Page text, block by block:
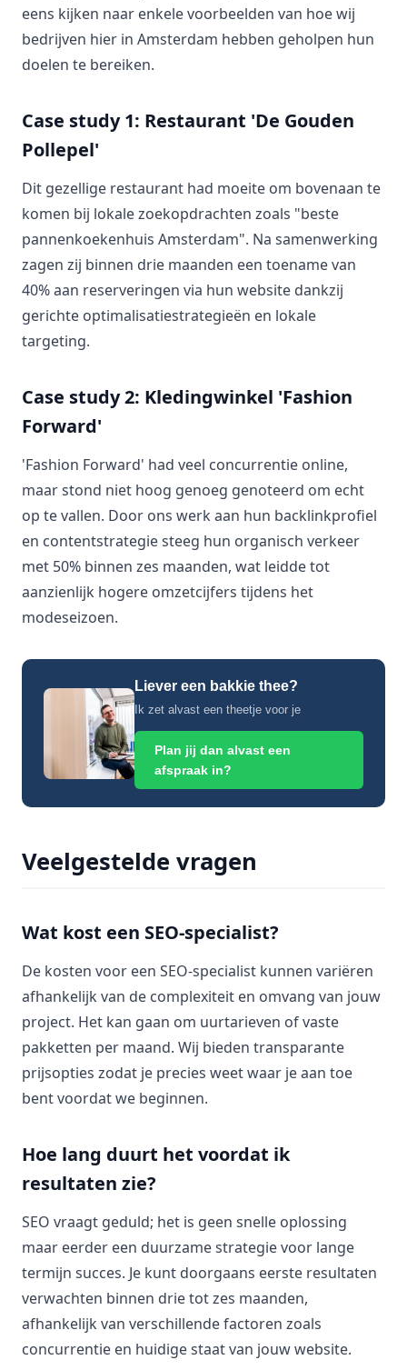
eens kijken naar enkele voorbeelden van hoe wij
bedrijven hier in Amsterdam hebben geholpen hun
doelen te bereiken.
Case study 1: Restaurant 'De Gouden
Pollepel'
Dit gezellige restaurant had moeite om bovenaan te
komen bij lokale zoekopdrachten zoals "beste
pannenkoekenhuis Amsterdam". Na samenwerking
zagen zij binnen drie maanden een toename van
40% aan reserveringen via hun website dankzij
gerichte optimalisatiestrategieën en lokale
targeting.
Case study 2: Kledingwinkel 'Fashion
Forward'
'Fashion Forward' had veel concurrentie online,
maar stond niet hoog genoeg genoteerd om echt
op te vallen. Door ons werk aan hun backlinkprofiel
en contentstrategie steeg hun organisch verkeer
met 50% binnen zes maanden, wat leidde tot
aanzienlijk hogere omzetcijfers tijdens het
modeseizoen.
Liever een bakkie thee?
Ik zet alvast een theetje voor je
Plan jij dan alvast een
afspraak in?
Veelgestelde vragen
Wat kost een SEO-specialist?
De kosten voor een SEO-specialist kunnen variëren
afhankelijk van de complexiteit en omvang van jouw
project. Het kan gaan om uurtarieven of vaste
pakketten per maand. Wij bieden transparante
prijsopties zodat je precies weet waar je aan toe
bent voordat we beginnen.
Hoe lang duurt het voordat ik
resultaten zie?
SEO vraagt geduld; het is geen snelle oplossing
maar eerder een duurzame strategie voor lange
termijn succes. Je kunt doorgaans eerste resultaten
verwachten binnen drie tot zes maanden,
afhankelijk van verschillende factoren zoals
concurrentie en huidige staat van jouw website.